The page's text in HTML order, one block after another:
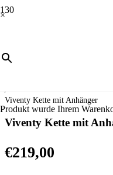
×
Produkt wurde Ihrem
Halsschmuck
/
Viventy Kette mit Anhänger
Viventy Kette mit
€219,00